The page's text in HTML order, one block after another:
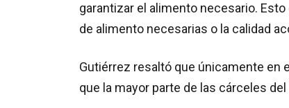
garantizar el alimento necesario.
de alimento necesarias o la calidad
Gutiérrez resaltó que únicamente en
que la mayor parte de las cárceles